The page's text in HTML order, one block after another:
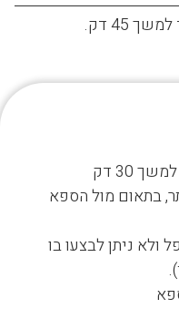
45 דק.
30 דק
בתאום מול הספא
ולא ניתן לבצעו בו